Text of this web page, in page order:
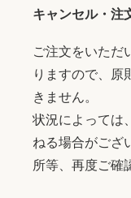
キャンセル・注
ご注文をいただ
りますので、原
きません。
状況によっては
ねる場合がござ
所等、再度ご確